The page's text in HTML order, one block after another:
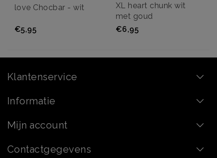
love Chocbar - wit
€5,95
XL heart chunk wit
met goud
€6,95
Klantenservice
Informatie
Mijn account
Contactgegevens